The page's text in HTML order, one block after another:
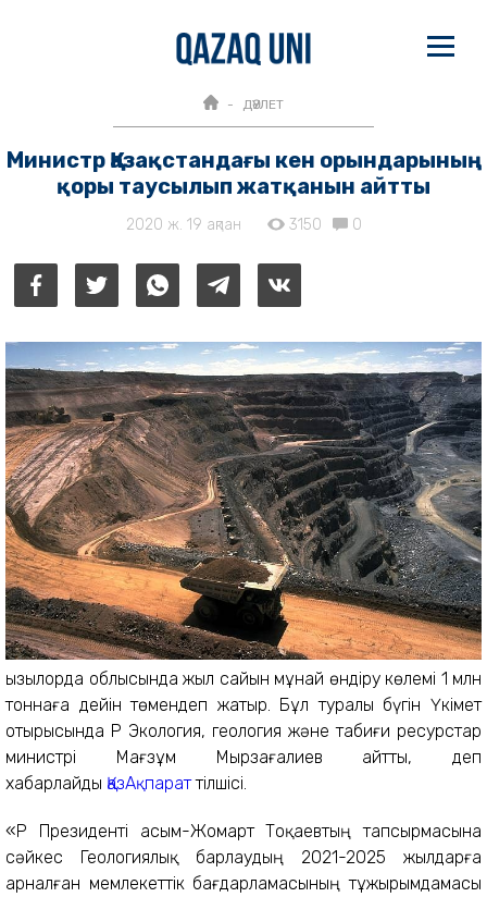
ДӘУЛЕТ
Министр Қазақстандағы кен орындарының
қоры таусылып жатқанын айтты
2020 ж. 19 ақпан 3150 0
Қызылорда облысында жыл сайын мұнай өндіру көлемі 1 млн
тоннаға дейін төмендеп жатыр. Бұл туралы бүгін Үкімет
отырысында ҚР Экология, геология және табиғи ресурстар
министрі Мағзұм Мырзағалиев айтты, деп
хабарлайды ҚазАқпараттілшісі.
«ҚР Президенті Қасым-Жомарт Тоқаевтың тапсырмасына
сәйкес Геологиялық барлаудың 2021-2025 жылдарға
арналған мемлекеттік бағдарламасының тұжырымдамасы